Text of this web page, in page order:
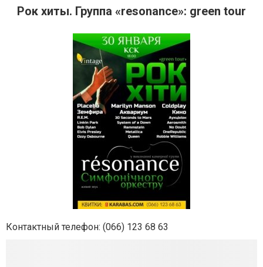
Рок хиты. Группа «resonance»: green tour
Контактный телефон: (066) 123 68 63